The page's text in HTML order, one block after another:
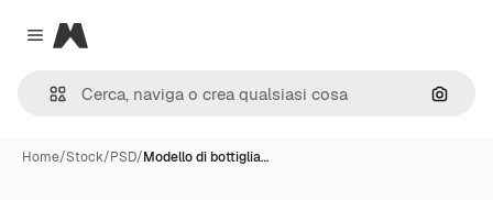
Close menu
Magnific
Cerca
Home/Stock/PSD/Modello di bottiglia…